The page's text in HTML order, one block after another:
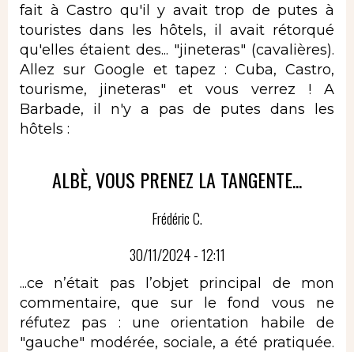
fait à Castro qu'il y avait trop de putes à
touristes dans les hôtels, il avait rétorqué
qu'elles étaient des... "jineteras" (cavalières).
Allez sur Google et tapez : Cuba, Castro,
tourisme, jineteras" et vous verrez ! A
Barbade, il n'y a pas de putes dans les
hôtels :
ALBÈ, VOUS PRENEZ LA TANGENTE...
Frédéric C.
30/11/2024 - 12:11
...ce n’était pas l’objet principal de mon
commentaire, que sur le fond vous ne
réfutez pas : une orientation habile de
"gauche" modérée, sociale, a été pratiquée.